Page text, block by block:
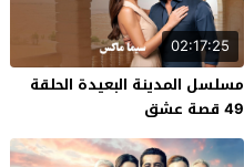
02:17:25
مسلسل المدينة البعيدة الحلقة
49 قصة عشق